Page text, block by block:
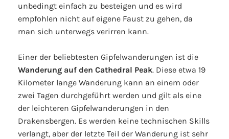
unbedingt einfach zu besteigen und es wird
empfohlen nicht auf eigene Faust zu gehen, da
man sich unterwegs verirren kann.
Einer der beliebtesten Gipfelwanderungen ist die
Wanderung auf den Cathedral Peak. Diese etwa 19
Kilometer lange Wanderung kann an einem oder
zwei Tagen durchgeführt werden und gilt als eine
der leichteren Gipfelwanderungen in den
Drakensbergen. Es werden keine technischen Skills
verlangt, aber der letzte Teil der Wanderung ist sehr